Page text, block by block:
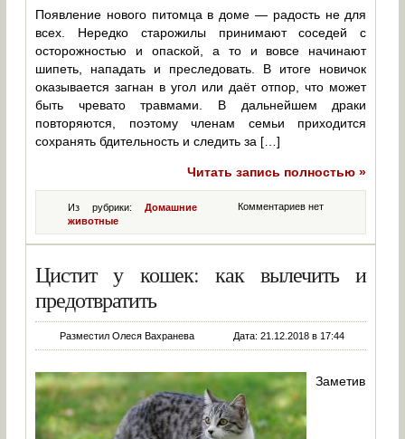
Появление нового питомца в доме — радость не для
всех. Нередко старожилы принимают соседей с
осторожностью и опаской, а то и вовсе начинают
шипеть, нападать и преследовать. В итоге новичок
оказывается загнан в угол или даёт отпор, что может
быть чревато травмами. В дальнейшем драки
повторяются, поэтому членам семьи приходится
сохранять бдительность и следить за […]
Читать запись полностью »
Комментариев нет
Из рубрики:Домашние
животные
Цистит у кошек: как вылечить и
предотвратить
Разместил Олеся Вахранева Дата: 21.12.2018 в 17:44
Заметив